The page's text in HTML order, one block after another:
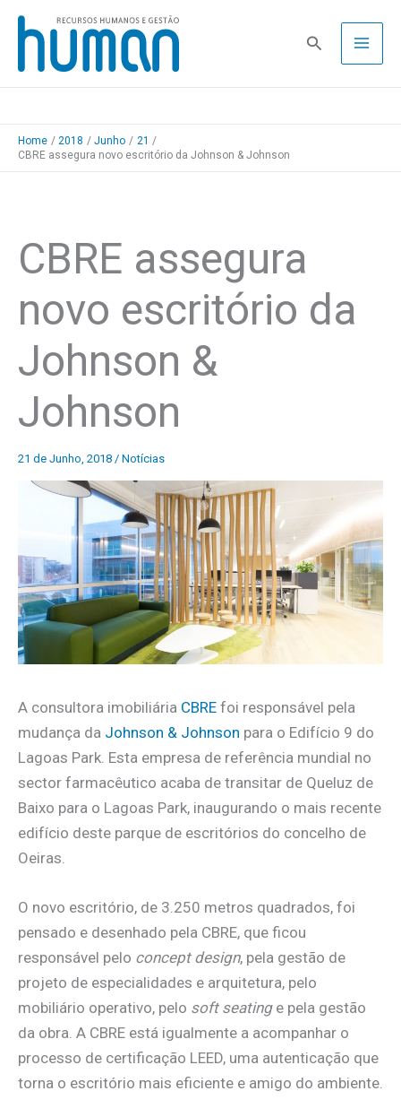
Skip
content
Pesquisa
Home 2018 Junho
21
CBRE assegura novo escritório da Johnson & Johnson
CBRE assegura
novo escritório da
Johnson &
Johnson
21 de Junho, 2018 / Notícias
A consultora imobiliária CBRE foi responsável pela
mudança da Johnson & Johnson para o Edifício 9 do
Lagoas Park. Esta empresa de referência mundial no
sector farmacêutico acaba de transitar de Queluz de
Baixo para o Lagoas Park, inaugurando o mais recente
edifício deste parque de escritórios do concelho de
Oeiras.
O novo escritório, de 3.250 metros quadrados, foi
pensado e desenhado pela CBRE, que ficou
responsável pelo concept design, pela gestão de
projeto de especialidades e arquitetura, pelo
mobiliário operativo, pelo soft seatinge pela gestão
da obra. A CBRE está igualmente a acompanhar o
processo de certificação LEED, uma autenticação que
torna o escritório mais eficiente e amigo do ambiente.